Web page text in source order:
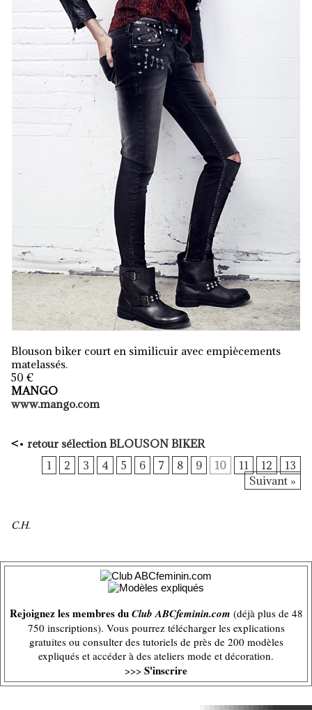
Blouson biker court en similicuir avec empiècements
matelassés.
50 €
MANGO
www.mango.com
<• retour sélection BLOUSON BIKER
1
2 3 4 5 6 7 8 9 10 11 12
13
Suivant »
C.H.
Rejoignez les membres duClub ABCfeminin.com (déjà plus de 48
750 inscriptions). Vous pourrez télécharger les explications
gratuites ou consulter des tutoriels de près de 200 modèles
expliqués et accéder à des ateliers mode et décoration.
>>> S'inscrire